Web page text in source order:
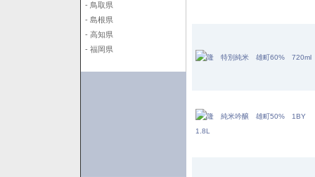
- 鳥取県
- 島根県
- 高知県
- 福岡県